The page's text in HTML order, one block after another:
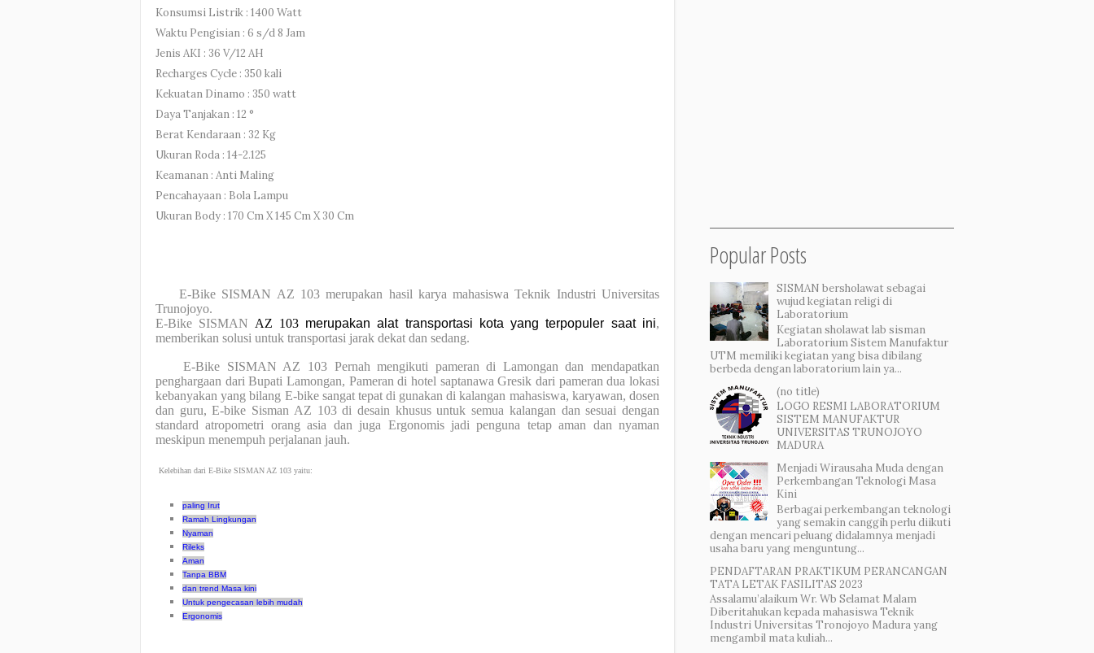
Konsumsi Listrik : 1400 Watt
Waktu Pengisian : 6 s/d 8 Jam
Jenis AKI : 36 V/12 AH
Recharges Cycle : 350 kali
Kekuatan Dinamo : 350 watt
Daya Tanjakan : 12 °
Berat Kendaraan : 32 Kg
Ukuran Roda : 14-2.125
Keamanan : Anti Maling
Pencahayaan : Bola Lampu
Ukuran Body : 170 Cm X 145 Cm X 30 Cm
E-Bike SISMAN AZ 103 merupakan hasil karya mahasiswa Teknik Industri Universitas
Trunojoyo.
E-Bike SISMAN AZ 103 merupakan alat transportasi kota yang terpopuler saat ini,
memberikan solusi untuk transportasi jarak dekat dan sedang.
E-Bike SISMAN AZ 103 Pernah mengikuti pameran di Lamongan dan mendapatkan
penghargaan dari Bupati Lamongan, Pameran di hotel saptanawa Gresik dari pameran dua lokasi
kebanyakan yang bilang E-bike sangat tepat di gunakan di kalangan mahasiswa, karyawan, dosen
dan guru, E-bike Sisman AZ 103 di desain khusus untuk semua kalangan dan sesuai dengan
standard atropometri orang asia dan juga Ergonomis jadi penguna tetap aman dan nyaman
meskipun menempuh perjalanan jauh.
Kelebihan dari E-Bike SISMAN AZ 103 yaitu:
paling Irut
Ramah Lingkungan
Nyaman
Rileks
Aman
Tanpa BBM
dan trend Masa kini
Untuk pengecasan lebih mudah
Ergonomis
Popular Posts
SISMAN bersholawat sebagai
wujud kegiatan religi di
Laboratorium
Kegiatan sholawat lab sisman
Laboratorium Sistem Manufaktur
UTM memiliki kegiatan yang bisa dibilang
berbeda dengan laboratorium lain ya...
(no title)
LOGO RESMI LABORATORIUM
SISTEM MANUFAKTUR
UNIVERSITAS TRUNOJOYO
MADURA
Menjadi Wirausaha Muda dengan
Perkembangan Teknologi Masa
Kini
Berbagai perkembangan teknologi
yang semakin canggih perlu diikuti
dengan mencari peluang didalamnya menjadi
usaha baru yang menguntung...
PENDAFTARAN PRAKTIKUM PERANCANGAN
TATA LETAK FASILITAS 2023
Assalamu’alaikum Wr. Wb Selamat Malam
Diberitahukan kepada mahasiswa Teknik
Industri Universitas Tronojoyo Madura yang
mengambil mata kuliah...